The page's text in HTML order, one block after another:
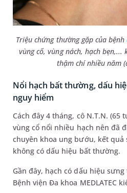
Triệu chứng thường gặp của bệnh
vùng cổ, vùng nách, hạch
thậm chí nhiều năm
Nổi hạch bất thường, dấu
nguy hiểm
Cách đây 4 tháng, cô N.T.N. (65
vùng cổ nổi nhiều hạch nên đã
chuyên khoa ung bướu, kết
không có dấu hiệu bất thường.
Gần đây, hạch có dấu hiệu
Bệnh viện Đa khoa MEDLATEC